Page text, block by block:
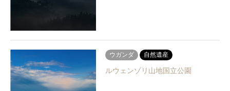
ウガンダ 自然遺産
ルウェンゾリ山地国立公園